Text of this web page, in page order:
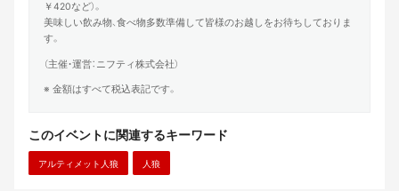
￥420など）。
美味しい飲み物、食べ物多数準備して皆様のお越しをお待ちしておりま
す。
（主催・運営：ニフティ株式会社）
※ 金額はすべて税込表記です。
このイベントに関連するキーワード
アルティメット人狼 人狼